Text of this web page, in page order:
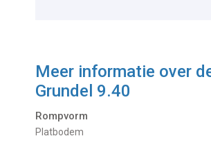
Meer informatie over
Grundel 9.40
Rompvorm
Platbodem